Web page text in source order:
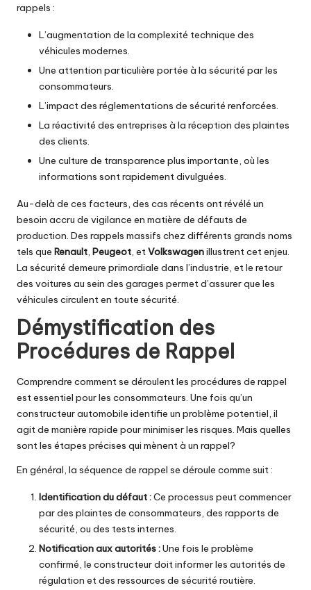
rappels :
L’augmentation de la complexité technique des
véhicules modernes.
Une attention particulière portée à la sécurité par les
consommateurs.
L’impact des réglementations de sécurité renforcées.
La réactivité des entreprises à la réception des plaintes
des clients.
Une culture de transparence plus importante, où les
informations sont rapidement divulguées.
Au-delà de ces facteurs, des cas récents ont révélé un
besoin accru de vigilance en matière de défauts de
production. Des rappels massifs chez différents grands noms
tels que Renault, Peugeot, etVolkswagenillustrent cet enjeu.
La sécurité demeure primordiale dans l’industrie, et le retour
des voitures au sein des garages permet d’assurer que les
véhicules circulent en toute sécurité.
Démystification des
Procédures de Rappel
Comprendre comment se déroulent les procédures de rappel
est essentiel pour les consommateurs. Une fois qu’un
constructeur automobile identifie un problème potentiel, il
agit de manière rapide pour minimiser les risques. Mais quelles
sont les étapes précises qui mènent à un rappel?
En général, la séquence de rappel se déroule comme suit :
Identification du défaut :Ce processus peut commencer
par des plaintes de consommateurs, des rapports de
sécurité, ou des tests internes.
Notification aux autorités :Une fois le problème
confirmé, le constructeur doit informer les autorités de
régulation et des ressources de sécurité routière.